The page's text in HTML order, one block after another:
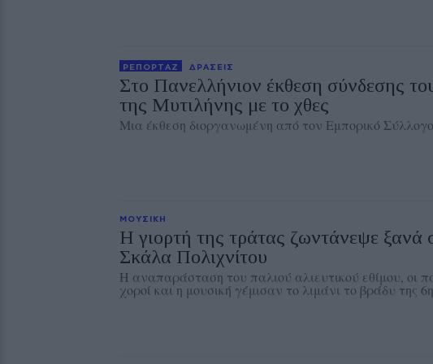
ΡΕΠΟΡΤΑΖ ΔΡΑΣΕΙΣ
Στο Πανελλήνιον έκθεση σύνδεσης
της Μυτιλήνης με το χθες
Μια έκθεση διοργανωμένη από τον Εμπορικό
ΜΟΥΣΙΚΗ
Η γιορτή της τράτας ζωντάνεψε ξανά
Σκάλα Πολιχνίτου
Η αναπαράσταση του παλιού αλιευτικού εθίμου, οι
χοροί και η μουσική γέμισαν το λιμάνι το βράδυ της